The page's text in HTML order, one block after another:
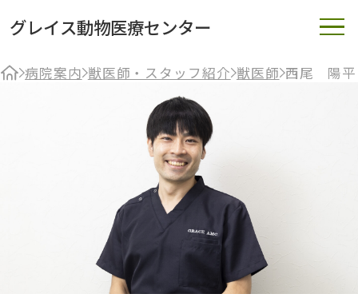
グレイス動物医療センター
病院案内 獣医師・スタッフ紹介 獣医師 西尾 陽平